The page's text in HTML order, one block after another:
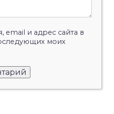
email и адрес сайта в
моих